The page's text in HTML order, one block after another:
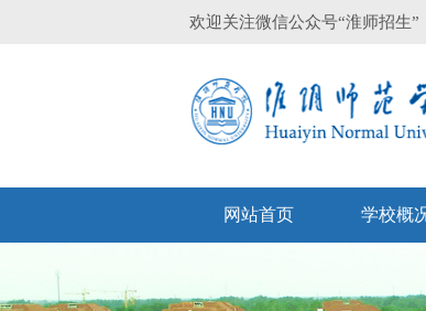
欢迎关注微信公众号“淮师招生
网站首页 学校概